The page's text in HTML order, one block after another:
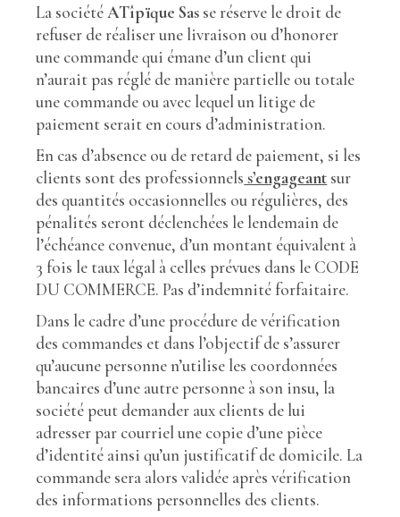
La société ATîpïque Sas se réserve le droit de
refuser de réaliser une livraison ou d’honorer
une commande qui émane d’un client qui
n’aurait pas réglé de manière partielle ou totale
une commande ou avec lequel un litige de
paiement serait en cours d’administration.
En cas d’absence ou de retard de paiement, si les
clients sont des professionnels s’engageant sur
des quantités occasionnelles ou régulières, des
pénalités seront déclenchées le lendemain de
l’échéance convenue, d’un montant équivalent à
3 fois le taux légal à celles prévues dans le CODE
DU COMMERCE. Pas d’indemnité forfaitaire.
Dans le cadre d’une procédure de vérification
des commandes et dans l’objectif de s’assurer
qu’aucune personne n’utilise les coordonnées
bancaires d’une autre personne à son insu, la
société peut demander aux clients de lui
adresser par courriel une copie d’une pièce
d’identité ainsi qu’un justificatif de domicile. La
commande sera alors validée après vérification
des informations personnelles des clients.